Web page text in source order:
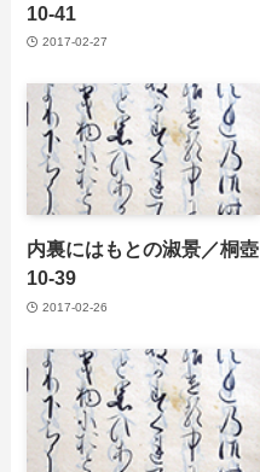
10-41
2017-02-27
内裏にはもとの淑景／桐壺
10-39
2017-02-26